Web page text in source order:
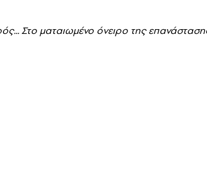
Στο ματαιωμένο όνειρο της